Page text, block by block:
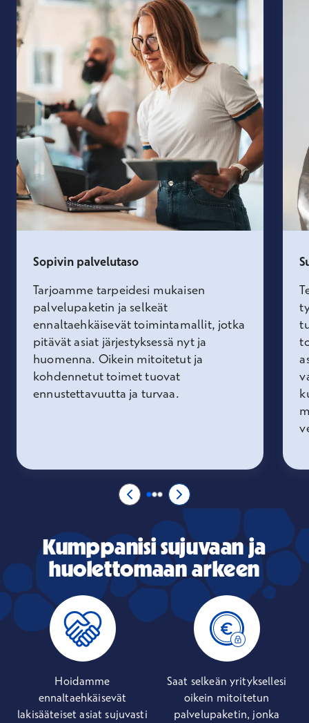
Sopivin palvelutaso
Tarjoamme tarpeidesi mukaisen
palvelupaketin ja selkeät
ennaltaehkäisevät toimintamallit, jotka
pitävät asiat järjestyksessä nyt ja
huomenna. Oikein mitoitetut ja
kohdennetut toimet tuovat
ennustettavuutta ja turvaa.
Voit käyttää nuolinäppäimiä nähdäksesi lisää
Edellinen sivu
0/3 Sivu 1/3
Sivu 2/3
Sivu 3/3Seuraava sivu
2/3
Kumppanisi sujuvaan ja
huolettomaan arkeen
Hoidamme
ennaltaehkäisevät
lakisääteiset asiat sujuvasti
Saat selkeän yrityksellesi
oikein mitoitetun
palvelupaketin, jonka